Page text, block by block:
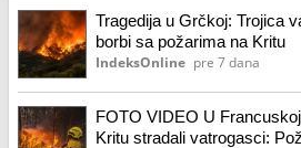
Tragedija u Grčkoj: Trojica
borbi sa požarima na Kritu
IndeksOnline pre 7 dana
FOTO VIDEO U
Kritu stradali vatrogasci: